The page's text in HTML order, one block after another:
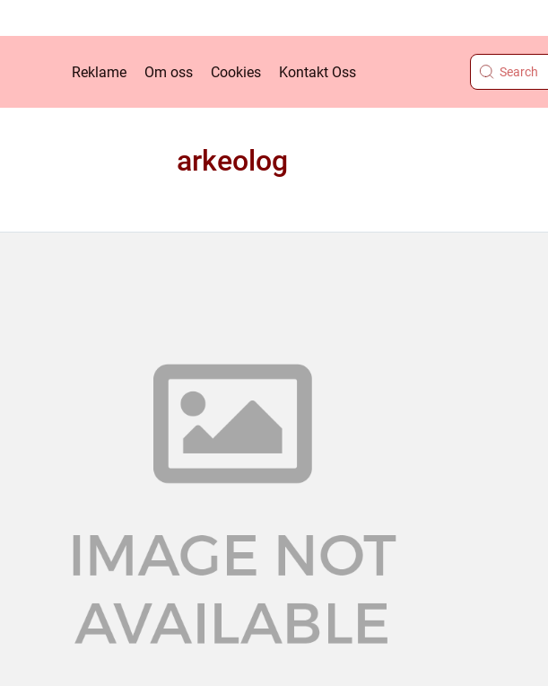
Reklame Om oss Cookies Kontakt Oss
arkeolog